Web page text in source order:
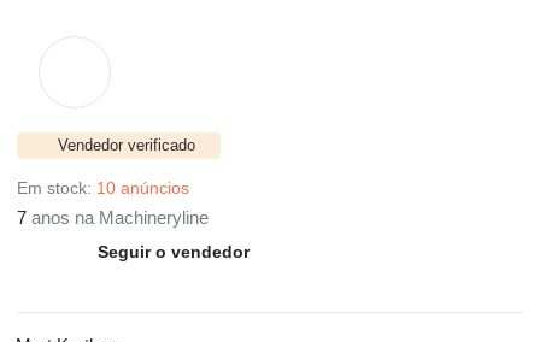
Vendedor verificado
Em stock: 10 anúncios
7 anos na Machineryline
Seguir o vendedor